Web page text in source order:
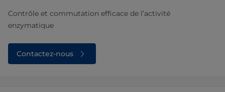
Contrôle et commutation efficace de l’activité
enzymatique
Contactez-nous